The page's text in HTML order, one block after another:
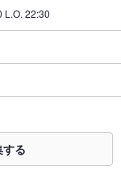
L.O. 22:30
る